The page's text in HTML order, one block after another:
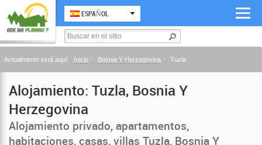
ESPAÑOL
Actualmente está aquí: Inicio Bosnia Y Herzegovina Tuzla
Alojamiento: Tuzla, Bosnia Y
Herzegovina
Alojamiento privado, apartamentos,
habitaciones, casas, villas Tuzla, Bosnia Y